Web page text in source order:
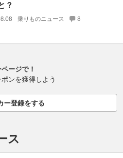
？
乗りものニュース 8
ージで！
ンを獲得しよう
ー登録をする
ス